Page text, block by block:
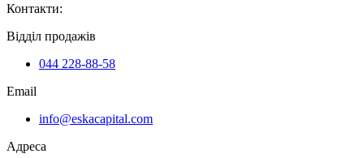
Контакти:
Відділ продажів
044 228-88-58
Email
info@eskacapital.com
Адреса